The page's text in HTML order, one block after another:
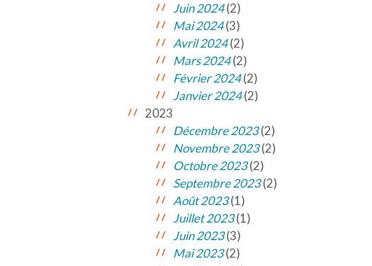
Juin 2024(2)
Mai 2024(3)
Avril 2024(2)
Mars 2024(2)
Février 2024(2)
Janvier 2024(2)
2023
Décembre 2023(2)
Novembre 2023(2)
Octobre 2023(2)
Septembre 2023(2)
Août 2023(1)
Juillet 2023(1)
Juin 2023(3)
Mai 2023(2)